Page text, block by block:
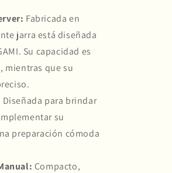
Fabricada en
jarra está diseñada
Su capacidad es
mientras que su
Diseñada para brindar
su
preparación cómoda
Compacto,